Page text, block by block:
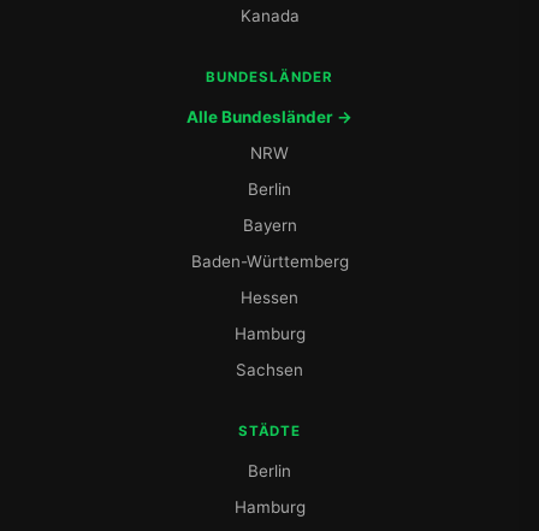
Kanada
BUNDESLÄNDER
Alle Bundesländer →
NRW
Berlin
Bayern
Baden-Württemberg
Hessen
Hamburg
Sachsen
STÄDTE
Berlin
Hamburg